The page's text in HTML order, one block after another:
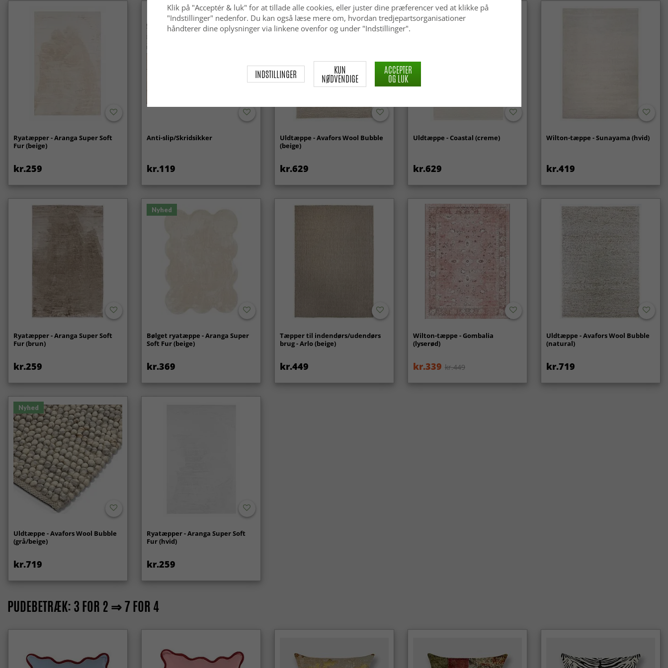
Ryatæpper - Aranga Super Soft
Fur (beige)
kr.259
Anti-slip/Skridsikker
kr.119
Uldtæppe - Avafors Wool Bubble
(beige)
kr.629
Uldtæppe - Coastal (creme)
kr.629
Wilton-tæppe - Sunayama (hvid)
kr.419
Ryatæpper - Aranga Super Soft
Fur (brun)
kr.259
Nyhed
Bølget ryatæppe - Aranga Super
Soft Fur (beige)
kr.369
Tæpper til indendørs/udendørs
brug - Arlo (beige)
kr.449
Wilton-tæppe - Gombalia
(lyserød)
kr.339 kr.449
Uldtæppe - Avafors Wool Bubble
(natural)
kr.719
Nyhed
Uldtæppe - Avafors Wool Bubble
(grå/beige)
kr.719
Ryatæpper - Aranga Super Soft
Fur (hvid)
kr.259
PUDEBETRÆK: 3 FOR 2 ⇒ 7 FOR 4
Klik på "Acceptér & luk" for at tillade alle cookies, eller juster dine præferencer ved at klikke på
"Indstillinger" nedenfor. Du kan også læse mere om, hvordan tredjepartsorganisationer
håndterer dine oplysninger via linkene ovenfor og under "Indstillinger".
INDSTILLINGER KUN
NØDVENDIGE
ACCEPTER
OG LUK